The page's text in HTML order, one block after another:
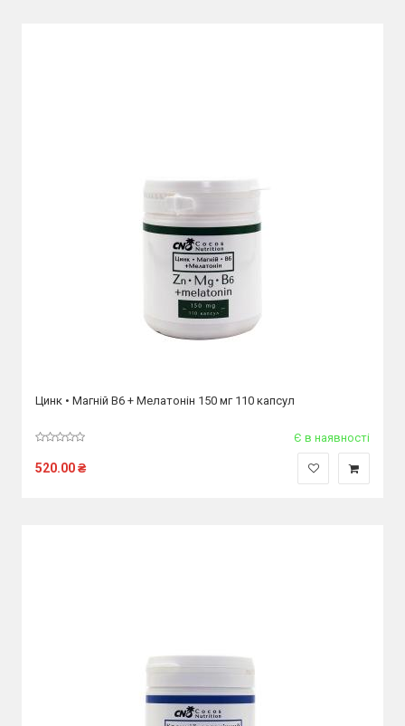
Цинк • Магній В6 + Мелатонін 150 мг 110 капсул
Є в наявності
520.00₴